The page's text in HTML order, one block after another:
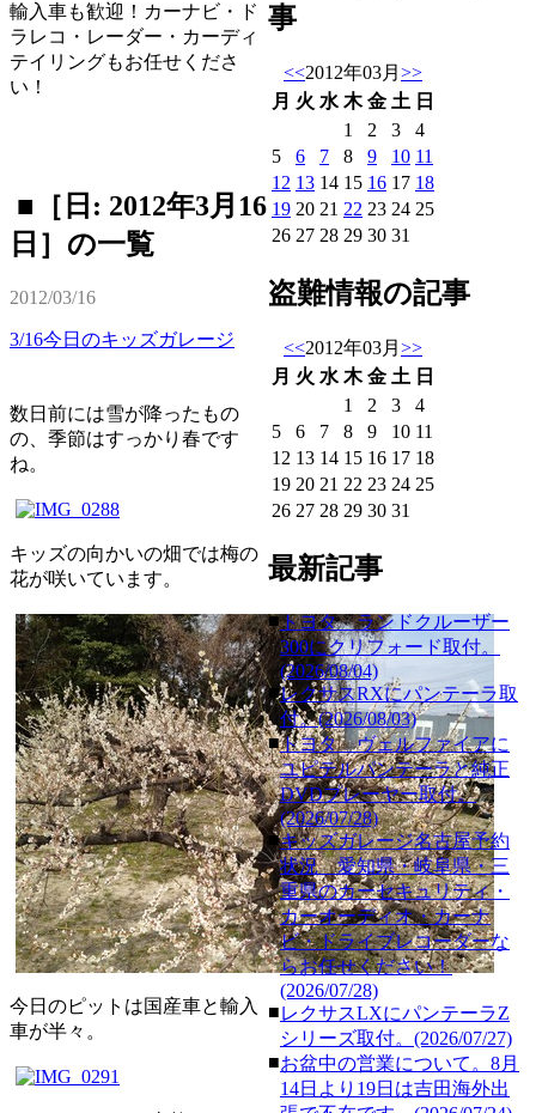
輸入車も歓迎！カーナビ・ド
ラレコ・レーダー・カーディ
テイリングもお任せくださ
い！
■［日: 2012年3月16
日］の一覧
2012/03/16
3/16今日のキッズガレージ
数日前には雪が降ったもの
の、季節はすっかり春です
ね。
キッズの向かいの畑では梅の
花が咲いています。
今日のピットは国産車と輸入
車が半々。
事
<<2012年03月 >>
月 火 水 木 金 土 日
1
2 3
4
5
6 7 8 9 10 11
12 13 14 15 16 17 18
19 20 21 22 23 24 25
26 27 28 29 30 31
盗難情報の記事
<<2012年03月 >>
月 火 水 木 金 土 日
1
2 3
4
5
6 7 8 9 10 11
12 13 14 15 16 17 18
19 20 21 22 23 24 25
26 27 28 29 30 31
最新記事
■トヨタ ランドクルーザー
300にクリフォード取付。
(2026/08/04)
■レクサスRXにパンテーラ取
付。(2026/08/03)
■トヨタ ヴェルファイアに
ユピテルパンテーラと純正
DVDプレーヤー取付。
(2026/07/28)
■キッズガレージ名古屋予約
状況 愛知県・岐阜県・三
重県のカーセキュリティ・
カーオーディオ・カーナ
ビ・ドライブレコーダーな
らお任せください！
(2026/07/28)
■レクサスLXにパンテーラZ
シリーズ取付。(2026/07/27)
■お盆中の営業について。8月
14日より19日は吉田海外出